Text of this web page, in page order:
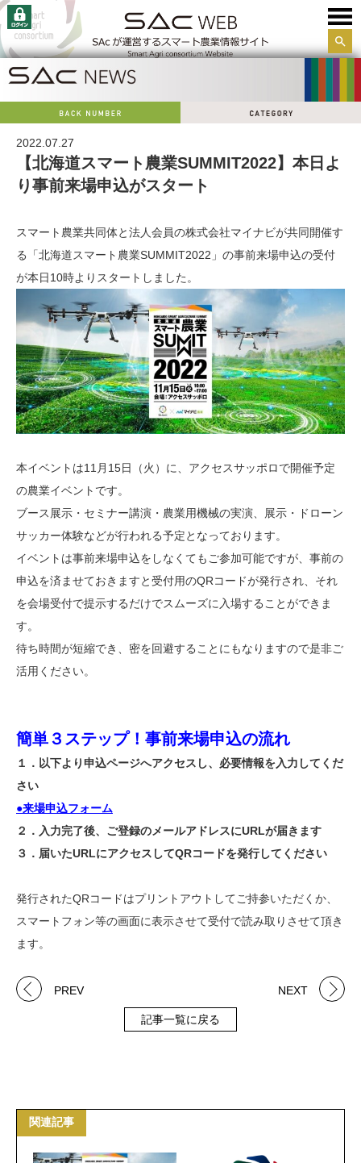
サイ
2022.07.27
【北海道スマート農業SUMMIT2022】本日よ
り事前来場申込がスタート
スマート農業共同体と法人会員の株式会社マイナビが共同開催す
る「北海道スマート農業SUMMIT2022」の事前来場申込の受付
が本日10時よりスタートしました。
本イベントは11月15日（火）に、アクセスサッポロで開催予定
の農業イベントです。
ブース展示・セミナー講演・農業用機械の実演、展示・ドローン
サッカー体験などが行われる予定となっております。
イベントは事前来場申込をしなくてもご参加可能ですが、事前の
申込を済ませておきますと受付用のQRコードが発行され、それ
を会場受付で提示するだけでスムーズに入場することができま
す。
待ち時間が短縮でき、密を回避することにもなりますので是非ご
活用ください。
簡単３ステップ！事前来場申込の流れ
１．以下より申込ページへアクセスし、必要情報を入力してくだ
さい
●来場申込フォーム
２． 入力完了後、ご登録のメールアドレスにURLが届きます
３．届いたURLにアクセスしてQRコードを発行してください
発行されたQRコードはプリントアウトしてご持参いただくか、
スマートフォン等の画面に表示させて受付で読み取りさせて頂き
ます。
PREV
記事一覧に戻る
NEXT
関連記事